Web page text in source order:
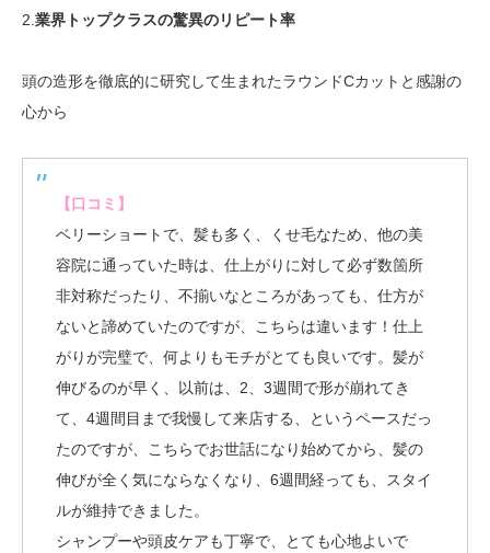
2. 業界トップクラスの驚異のリピート率
頭の造形を徹底的に研究して生まれたラウンドCカットと感謝の
心から
【口コミ】
ベリーショートで、髪も多く、くせ毛なため、他の美
容院に通っていた時は、仕上がりに対して必ず数箇所
非対称だったり、不揃いなところがあっても、仕方が
ないと諦めていたのですが、こちらは違います！仕上
がりが完璧で、何よりもモチがとても良いです。髪が
伸びるのが早く、以前は、2、3週間で形が崩れてき
て、4週間目まで我慢して来店する、というペースだっ
たのですが、こちらでお世話になり始めてから、髪の
伸びが全く気にならなくなり、6週間経っても、スタイ
ルが維持できました。
シャンプーや頭皮ケアも丁寧で、とても心地よいで